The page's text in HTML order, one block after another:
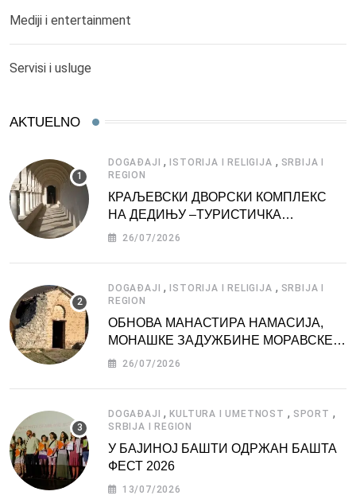
Mediji i entertainment
Servisi i usluge
AKTUELNO
DOGAĐAJI , ISTORIJA I RELIGIJA , SRBIJA I
REGION
КРАЉЕВСКИ ДВОРСКИ КОМПЛЕКС
НА ДЕДИЊУ –ТУРИСТИЧКА
АТРАКЦИЈА
26/07/2026
DOGAĐAJI , ISTORIJA I RELIGIJA , SRBIJA I
REGION
ОБНОВА МАНАСТИРА НАМАСИЈА,
МОНАШКЕ ЗАДУЖБИНЕ МОРАВСКЕ
СРБИЈЕ
26/07/2026
DOGAĐAJI ,KULTURA I UMETNOST , SPORT ,
SRBIJA I REGION
У БАЈИНОЈ БАШТИ ОДРЖАН БАШТА
ФЕСТ 2026
13/07/2026